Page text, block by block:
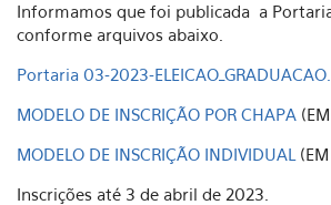
Informamos que foi publicada a
conforme arquivos abaixo.
Portaria 03-2023-
MODELO DE INSCRIÇÃO POR CHAPA
MODELO DE INSCRIÇÃO INDIVIDUAL
Inscrições até 3 de abril de 2023.